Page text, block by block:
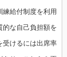
練給付制度を利用
的な自己負担額を
受けるには出席率